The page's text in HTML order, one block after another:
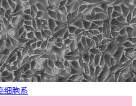
细胞系